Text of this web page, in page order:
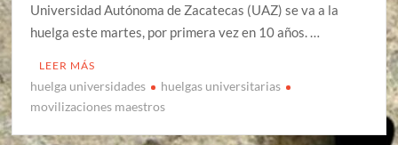
Universidad Autónoma de Zacatecas (UAZ) se va a la
huelga este martes, por primera vez en 10 años. …
LEER MÁS
huelga universidades
huelgas universitarias
movilizaciones maestros